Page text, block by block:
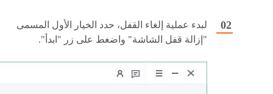
لبدء عملية إلغاء القفل، حدد الخيار الأول المسمى
"إزالة قفل الشاشة" واضغط على زر "ابدأ".